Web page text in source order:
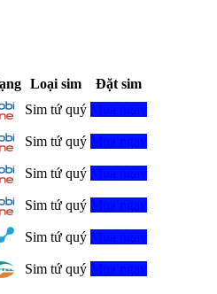
Loại sim
Đặt sim
Sim tứ quý
Sim tứ quý
Sim tứ quý
Sim tứ quý
Sim tứ quý
Sim tứ quý